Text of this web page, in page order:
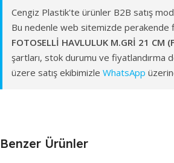
Cengiz Plastik'te ürünler B2B satış
Bu nedenle web sitemizde perakende
FOTOSELLİ HAVLULUK M.GRİ 21 CM
şartları, stok durumu ve fiyatlandırma
üzere satış ekibimizle WhatsApp
Benzer Ürünler